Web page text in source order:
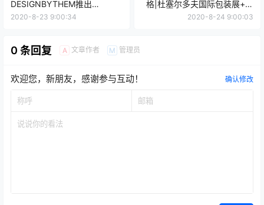
DESIGNBYTHEM推出
AUGUST LOUNGE系列
2020-8-23 9:00:34
格|杜塞尔多夫国际包装展+意
大利10天文艺复兴之旅
2020-8-24 9:00:03
0 条回复 A 文章作者 M 管理员
欢迎您，新朋友，感谢参与互动！ 确认修改